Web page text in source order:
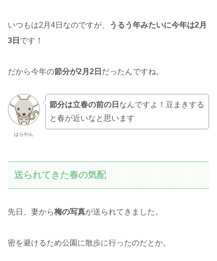
いつもは2月4日なのですが、
うるう年みたいに今年は2月
3日 です！
だから今年の節分が2月2日 だったんですね。
はらやん
節分は立春の前の日 なんですよ！豆まきする
と春が近いなと思います
送られてきた春の気配
先日、妻から梅の写真が送られてきました。
密を避けるため公園に散歩に行ったのだとか。